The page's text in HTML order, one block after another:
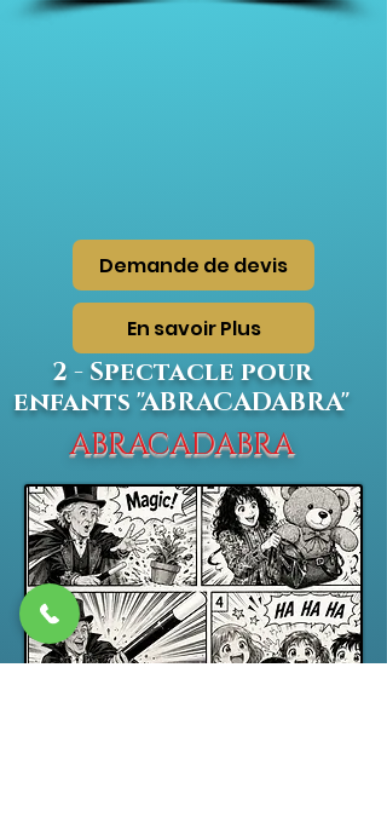
Demande de devis
En savoir Plus
2 - Spectacle pour
enfants "ABRACADABRA"
ABRACADABRA